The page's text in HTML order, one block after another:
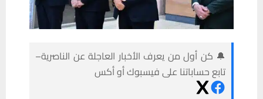
🔔 كن أول من يعرف الأخبار العاجلة عن الناصرية–
تابع حساباتنا على فيسبوك أو أكس